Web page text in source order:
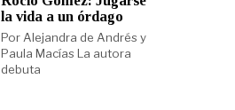
la vida a un órdago
Por Alejandra de Andrés y
Paula Macías La autora
debuta